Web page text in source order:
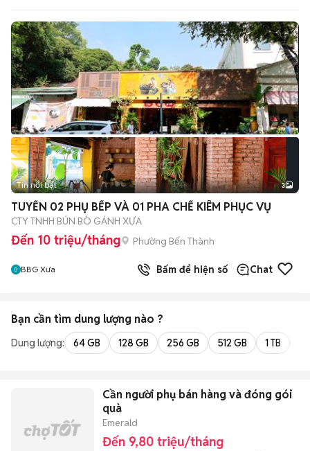
Tin nổi bật 3
TUYỂN 02 PHỤ BẾP VÀ 01 PHA CHẾ KIÊM PHỤC VỤ
CTY TNHH BÚN BÒ GÁNH XƯA
Đến 10 triệu/tháng Phường Bến Thành
BBG Xưa Bấm để hiện số Chat
Bạn cần tìm dung lượng nào ?
Dung lượng: 64 GB 128 GB 256 GB 512 GB 1 TB
Cần người phụ bán hàng và đóng gói
quà
Emerald
Đến 9,80 triệu/tháng